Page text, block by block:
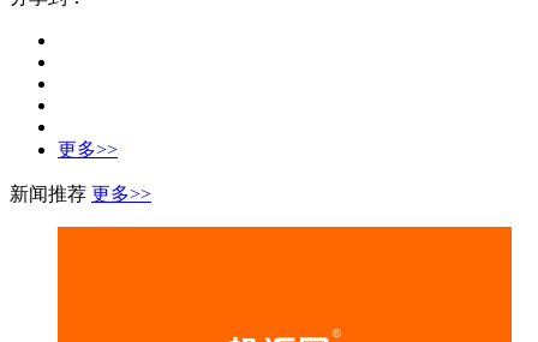
更多>>
新闻推荐 更多>>